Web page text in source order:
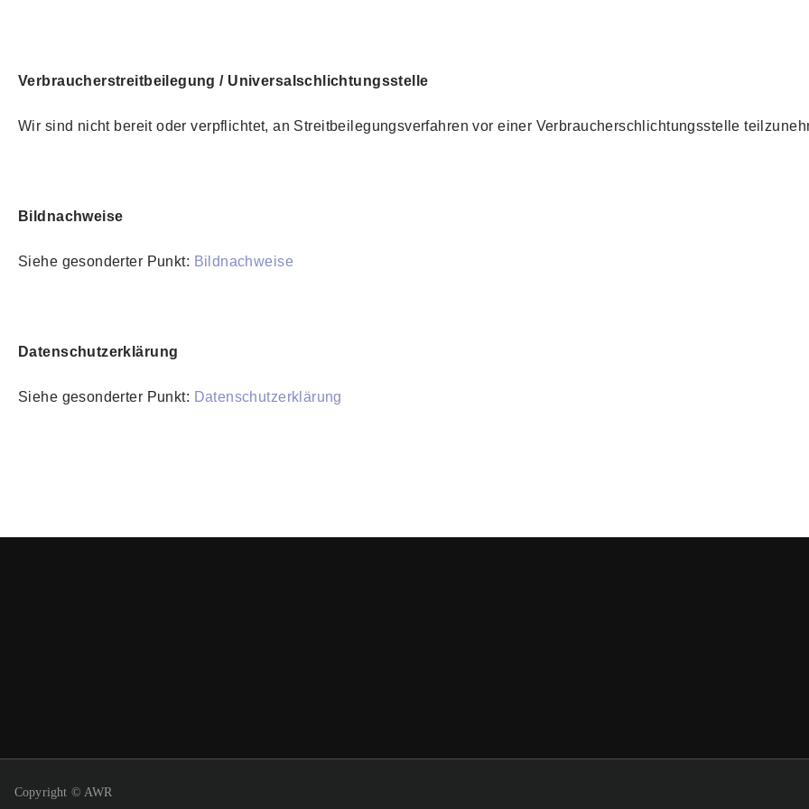
Verbraucherstreitbeilegung / Universalschlichtungsstelle
Wir sind nicht bereit oder verpflichtet, an Streitbeilegungsverfahren vor einer Verbraucherschlichtungsstelle
Bildnachweise
Siehe gesonderter Punkt: Bildnachweise
Datenschutzerklärung
Siehe gesonderter Punkt: Datenschutzerklärung
Copyright © AWR